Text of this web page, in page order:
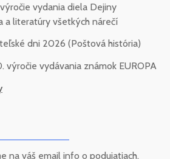
vydania diela Dejiny
a literatúry všetkých nárečí
dni 2026 (Poštová história)
výročie vydávania známok EUROPA
na váš email info o podujatiach,